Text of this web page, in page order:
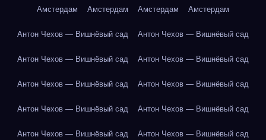
Амстердам Амстердам Амстердам Амстердам
Антон Чехов — Вишнёвый сад Антон Чехов — Вишнёвый сад
Антон Чехов — Вишнёвый сад Антон Чехов — Вишнёвый сад
Антон Чехов — Вишнёвый сад Антон Чехов — Вишнёвый сад
Антон Чехов — Вишнёвый сад Антон Чехов — Вишнёвый сад
Антон Чехов — Вишнёвый сад Антон Чехов — Вишнёвый сад